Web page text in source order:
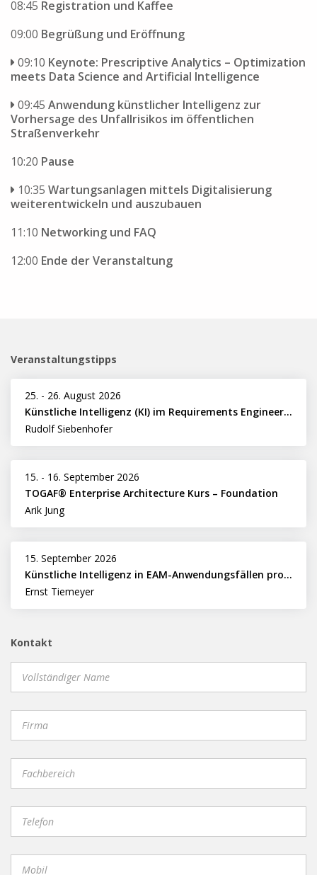
08:45 Registration und Kaffee
09:00 Begrüßung und Eröffnung
09:10 Keynote: Prescriptive Analytics – Optimization
meets Data Science and Artificial Intelligence
09:45 Anwendung künstlicher Intelligenz zur
Vorhersage des Unfallrisikos im öffentlichen
Straßenverkehr
10:20 Pause
10:35 Wartungsanlagen mittels Digitalisierung
weiterentwickeln und auszubauen
11:10 Networking und FAQ
12:00 Ende der Veranstaltung
Veranstaltungstipps
25. - 26. August 2026
Künstliche Intelligenz (KI) im Requirements Engineering erfolgreich einsetzen
Rudolf Siebenhofer
15. - 16. September 2026
TOGAF® Enterprise Architecture Kurs – Foundation
Arik Jung
15. September 2026
Künstliche Intelligenz in EAM-Anwendungsfällen professionell nutzen
Ernst Tiemeyer
Kontakt